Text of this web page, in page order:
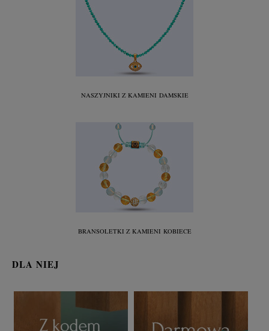
NASZYJNIKI Z KAMIENI DAMSKIE
BRANSOLETKI Z KAMIENI KOBIECE
DLA NIEJ